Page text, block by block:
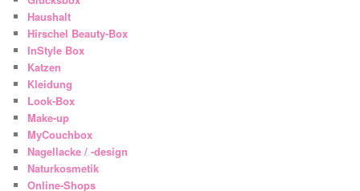
Haushalt
Hirschel Beauty-Box
InStyle Box
Katzen
Kleidung
Look-Box
Make-up
MyCouchbox
Nagellacke / -design
Naturkosmetik
Online-Shops